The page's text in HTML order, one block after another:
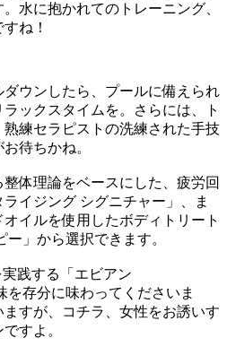
水に抱かれてのトレーニング、
ね！
ウンしたら、プールに備えられ
ックスタイムを。さらには、ト
練セラピストの洗練された手技
待ちかね。
体理論をベースにした、疲労回
イジング シグニチャー」、ま
イルを使用したボディトリート
」から選択できます。
践する「エビアン
を存分に味わってくださいま
すが、コチラ、女性をお誘いす
すよ。